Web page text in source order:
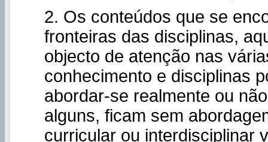
2. Os conteúdos que se
fronteiras das disciplinas,
objecto de atenção nas
conhecimento e disciplinas
abordar-se realmente ou
alguns, ficam sem
curricular ou interdisciplinar